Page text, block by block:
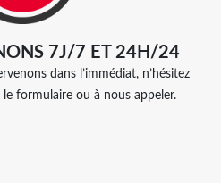
7J/7 ET 24H/24
dans l’immédiat, n’hésitez
formulaire ou à nous appeler.